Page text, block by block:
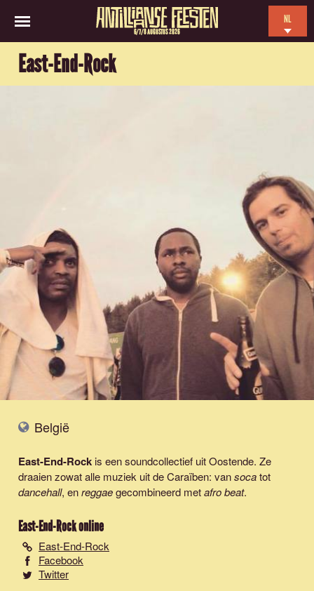
6/7/8 AUGUSTUS 2026
NL
East-End-Rock
België
East-End-Rock is een soundcollectief uit Oostende. Ze
draaien zowat alle muziek uit de Caraïben: vansocatot
dancehall, enreggaegecombineerd metafro beat.
East-End-Rockonline
East-End-Rock
Facebook
Twitter